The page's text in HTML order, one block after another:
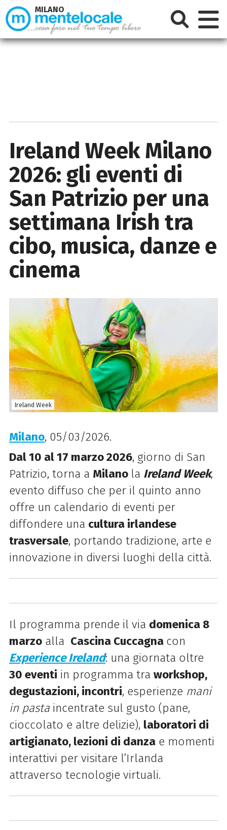
Ireland Week Milano
2026: gli eventi di
San Patrizio per una
settimana Irish tra
cibo, musica, danze e
cinema
Ireland Week
Milano, 05/03/2026.
Dal 10 al 17 marzo 2026, giorno di San
Patrizio, torna a Milano la Ireland Week,
evento diffuso che per il quinto anno
offre un calendario di eventi per
diffondere una cultura irlandese
trasversale, portando tradizione, arte e
innovazione in diversi luoghi della città.
Il programma prende il via domenica 8
marzoalla Cascina Cuccagna con
Experience Ireland: una giornata oltre
30 eventi in programma tra workshop,
degustazioni, incontri, esperienze mani
in pastaincentrate sul gusto (pane,
cioccolato e altre delizie), laboratori di
artigianato, lezioni di danzae momenti
interattivi per visitare l’Irlanda
attraverso tecnologie virtuali.
MILANO